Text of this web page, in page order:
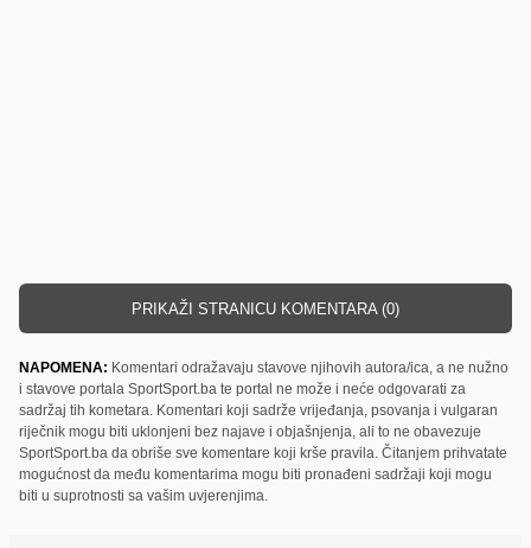
PRIKAŽI STRANICU KOMENTARA (0)
NAPOMENA: Komentari odražavaju stavove njihovih autora/ica, a ne nužno
i stavove portala SportSport.ba te portal ne može i neće odgovarati za
sadržaj tih kometara. Komentari koji sadrže vrijeđanja, psovanja i vulgaran
riječnik mogu biti uklonjeni bez najave i objašnjenja, ali to ne obavezuje
SportSport.ba da obriše sve komentare koji krše pravila. Čitanjem prihvatate
mogućnost da među komentarima mogu biti pronađeni sadržaji koji mogu
biti u suprotnosti sa vašim uvjerenjima.